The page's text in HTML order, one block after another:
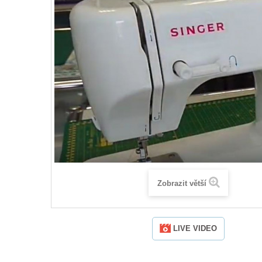
Zobrazit větší
LIVE VIDEO